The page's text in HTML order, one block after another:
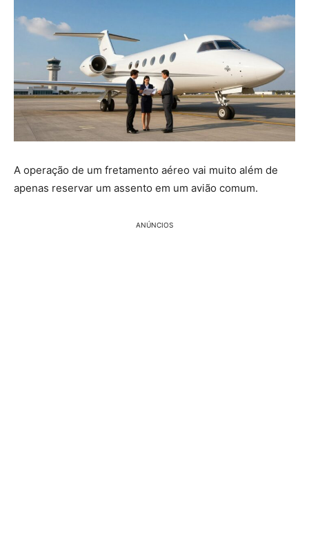
A operação de um fretamento aéreo vai muito além de
apenas reservar um assento em um avião comum.
ANÚNCIOS